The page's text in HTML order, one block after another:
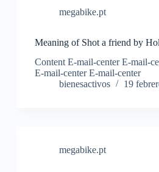
megabike.pt
Meaning of Shot a friend by
Content E-mail-center E-mail-
E-mail-center E-mail-center
bienesactivos
19
megabike.pt